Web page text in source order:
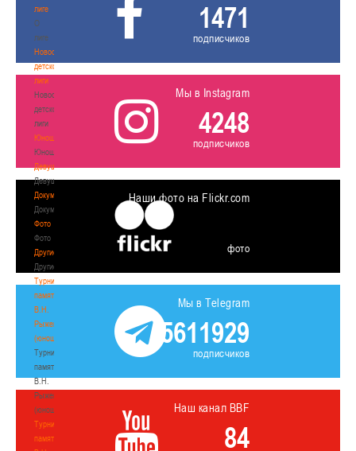
лиге
О
лиге
Новости
детской
лиги
Новости
детской
лиги
Юноши
Юноши
Девушки
Девушки
Документы
Документы
Фото
Фото
Другие
Другие
Турнир
памяти
В.Н.
Рыженкова
(юноши)
Турнир
памяти
В.Н.
Рыженкова
(юноши)
Турнир
памяти
1471
подписчиков
Мы в Instagram
4248
подписчиков
Наши фото на Flickr.com
фото
Мы в Telegram
5611929
подписчиков
Наш канал BBF
84